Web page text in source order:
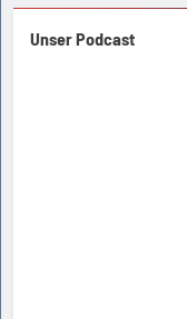
Unser Podcast